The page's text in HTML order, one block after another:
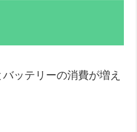
ッテリーの消費が増え